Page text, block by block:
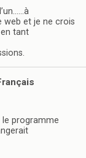
web et je ne crois
tant
programme